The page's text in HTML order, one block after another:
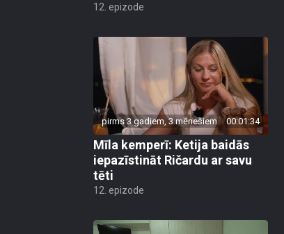
12. epizode
pirms 3 gadiem, 3 mēnešiem 00:01:34
Mīla kemperī: Ketija baidās
iepazīstināt Ričardu ar savu
tēti
12. epizode